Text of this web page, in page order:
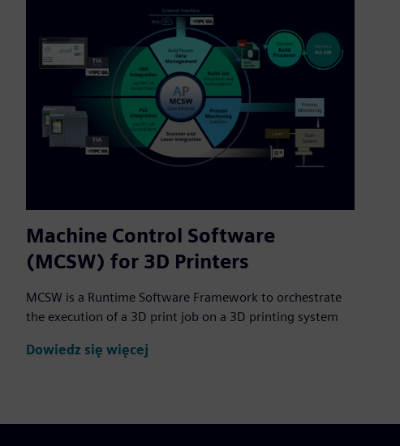
Machine Control Software
(MCSW) for 3D Printers
MCSW is a Runtime Software Framework to orchestrate
the execution of a 3D print job on a 3D printing system
Dowiedz się więcej